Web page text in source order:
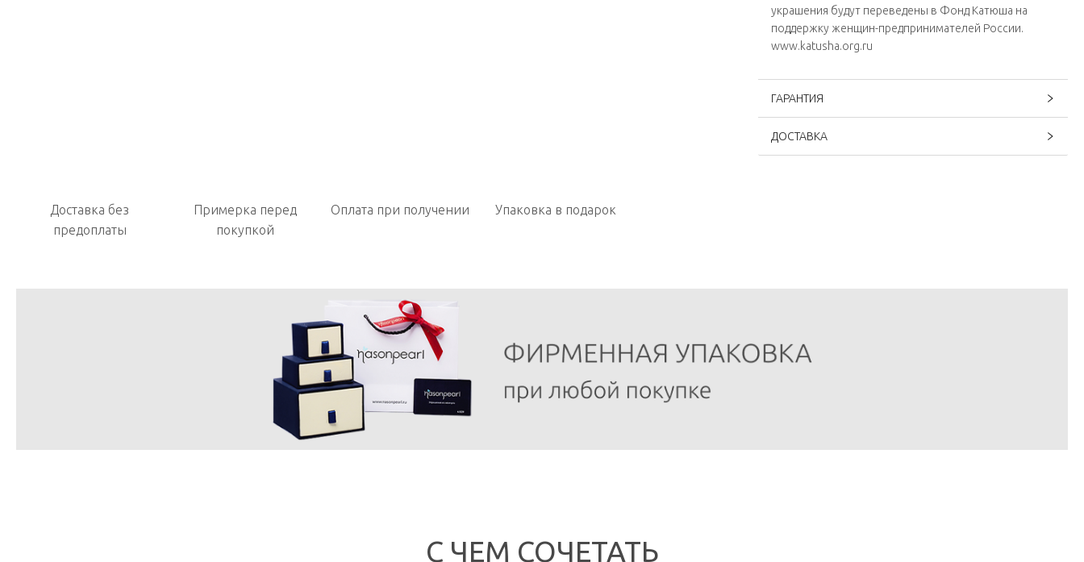
украшения будут переведены в Фонд Катюша на
поддержку женщин-предпринимателей России.
www.katusha.org.ru
ГАРАНТИЯ
ДОСТАВКА
Доставка без
предоплаты
Примерка перед
покупкой
Оплата при получении Упаковка в подарок
С ЧЕМ СОЧЕТАТЬ